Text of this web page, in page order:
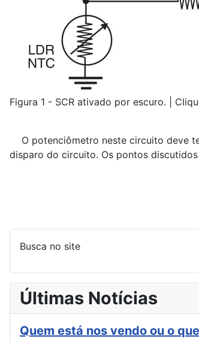
Figura 1 - SCR ativado por escuro. |
O potenciômetro neste circuito deve
disparo do circuito. Os pontos
Busca no site
Últimas Notícias
Quem está nos vendo ou o